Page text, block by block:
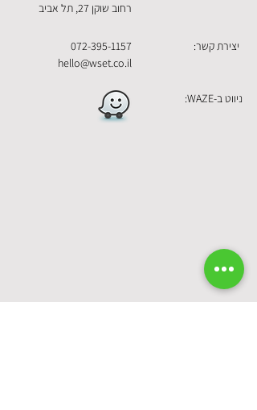
רחוב שוקן 27, תל אביב
072-395-1157
hello@wset.co.il
יצירת קשר:
ניווט ב-WAZE: